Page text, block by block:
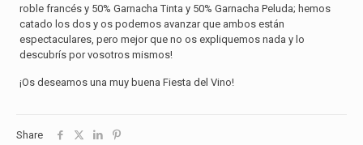
roble francés y 50% Garnacha Tinta y 50% Garnacha Peluda; hemos
catado los dos y os podemos avanzar que ambos están
espectaculares, pero mejor que no os expliquemos nada y lo
descubrís por vosotros mismos!
¡Os deseamos una muy buena Fiesta del Vino!
Share